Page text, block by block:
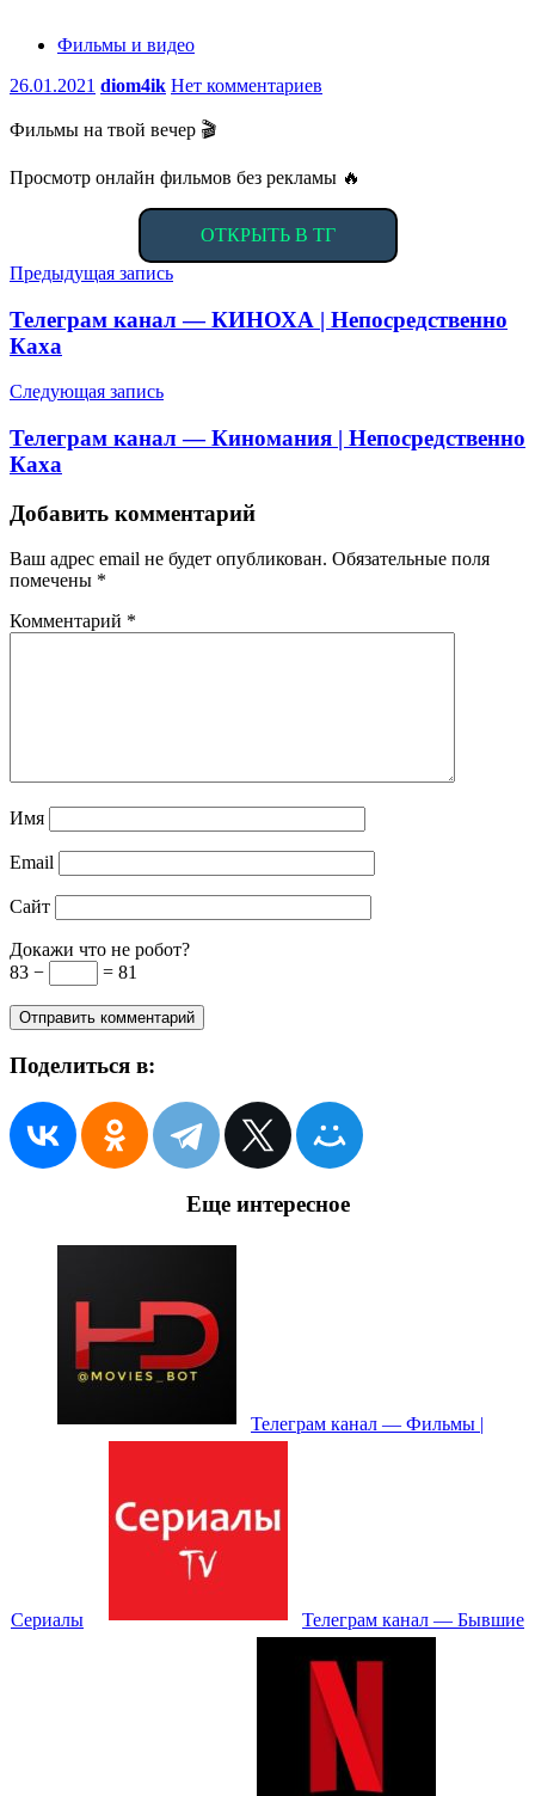
Фильмы и видео
26.01.2021 diom4ik Нет комментариев
Фильмы на твой вечер 🎬
Просмотр онлайн фильмов без рекламы 🔥
ОТКРЫТЬ В ТГ
Навигация
по
записям
Предыдущая запись
Телеграм канал — КИНОХА | Непосредственно
Каха
Следующая запись
Телеграм канал — Киномания | Непосредственно
Каха
Добавить комментарий
Ваш адрес email не будет опубликован. Обязательные поля
помечены *
Комментарий *
Имя
Email
Сайт
Докажи что не робот?
83 −
= 81
Поделиться в:
Еще интересное
Телеграм канал — Фильмы |
Сериалы Телеграм канал — Бывшие